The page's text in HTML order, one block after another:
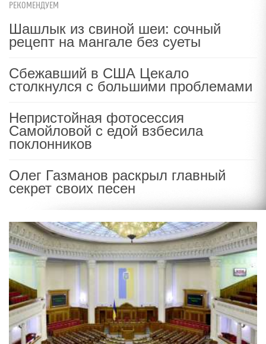
РЕКОМЕНДУЕМ
Шашлык из свиной шеи: сочный
рецепт на мангале без суеты
Сбежавший в США Цекало
столкнулся с большими проблемами
Непристойная фотосессия
Самойловой с едой взбесила
поклонников
Олег Газманов раскрыл главный
секрет своих песен